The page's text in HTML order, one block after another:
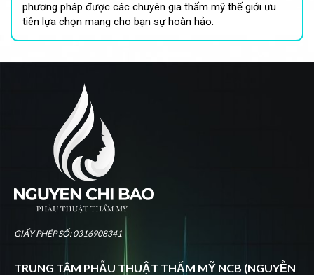
phương pháp được các chuyên gia thẩm mỹ thế giới ưu
tiên lựa chọn mang cho bạn sự hoàn hảo.
GIẤY PHÉP SỐ: 0316908341
TRUNG TÂM PHẪU THUẬT THẨM MỸ NCB (NGUYỄN